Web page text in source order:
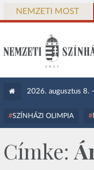
NEMZETI MOST
2026. augusztus 8. -
SZÍNHÁZI OLIMPIA
Címke: